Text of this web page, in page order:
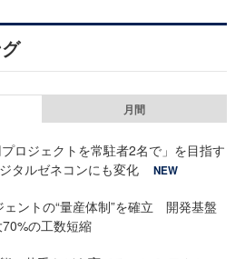
月間
ロジェクトを常駐者2名で」を目指す
タルゼネコンにも変化
NEW
ントの“量産体制”を確立 開発基盤
70%の工数短縮